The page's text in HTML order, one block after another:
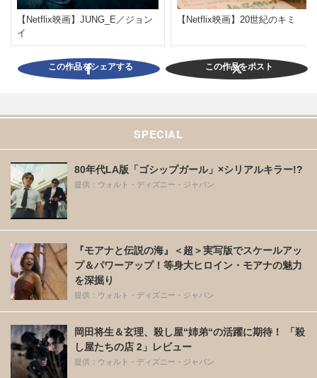
【Netflix映画】JUNG_E／ジョン
イ
【Netflix映画】20世紀のキミ
この作品をシェアする この作品をポスト
SPECIAL
80年代LA版「ゴシップガール」×シリアルキラー!?
提供：ウォルト・ディズニー・ジャパン
『モアナと伝説の海』＜超＞実写版でスケールアッ
プ＆パワーアップ！等身大ヒロイン・モアナの魅力
を深掘り
提供：ウォルト・ディズニー・ジャパン
岡田将生＆玄理、殺し屋“姉弟“の活躍に期待！ 「殺
し屋たちの店 2」レビュー
提供：ウォルト・ディズニー・ジャパン